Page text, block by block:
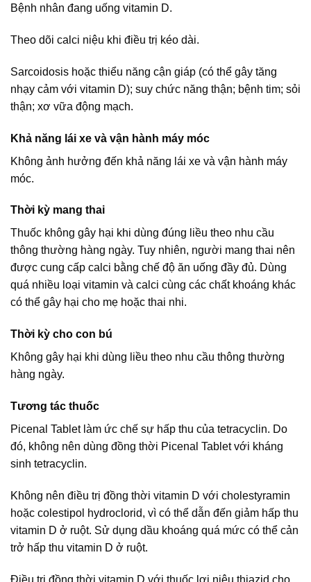
Bệnh nhân đang uống vitamin D.
Theo dõi calci niệu khi điều trị kéo dài.
Sarcoidosis hoặc thiểu năng cận giáp (có thể gây tăng
nhạy cảm với vitamin D); suy chức năng thận; bệnh tim; sỏi
thận; xơ vữa động mạch.
Khả năng lái xe và vận hành máy móc
Không ảnh hưởng đến khả năng lái xe và vận hành máy
móc.
Thời kỳ mang thai
Thuốc không gây hại khi dùng đúng liều theo nhu cầu
thông thường hàng ngày. Tuy nhiên, người mang thai nên
được cung cấp calci bằng chế độ ăn uống đầy đủ. Dùng
quá nhiều loại vitamin và calci cùng các chất khoáng khác
có thể gây hại cho mẹ hoặc thai nhi.
Thời kỳ cho con bú
Không gây hại khi dùng liều theo nhu cầu thông thường
hàng ngày.
Tương tác thuốc
Picenal Tablet làm ức chế sự hấp thu của tetracyclin. Do
đó, không nên dùng đồng thời Picenal Tablet với kháng
sinh tetracyclin.
Không nên điều trị đồng thời vitamin D với cholestyramin
hoặc colestipol hydroclorid, vì có thể dẫn đến giảm hấp thu
vitamin D ở ruột. Sử dụng dầu khoáng quá mức có thể cản
trở hấp thu vitamin D ở ruột.
Điều trị đồng thời vitamin D với thuốc lợi niệu thiazid cho